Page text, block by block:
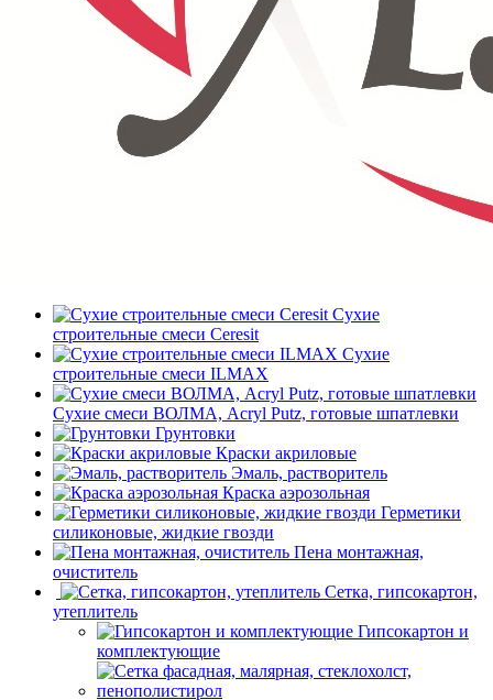
Сухие
строительные смеси Ceresit
Сухие
строительные смеси ILMAX
Сухие смеси ВОЛМА, Acryl Putz, готовые шпатлевки
Грунтовки
Краски акриловые
Эмаль, растворитель
Краска аэрозольная
Герметики
силиконовые, жидкие гвозди
Пена монтажная,
очиститель
Сетка, гипсокартон,
утеплитель
Гипсокартон и
комплектующие